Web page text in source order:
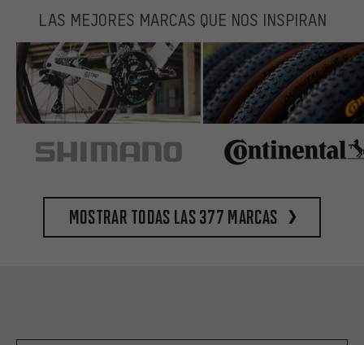
LAS MEJORES MARCAS QUE NOS INSPIRAN
Mostrar todas las 377 marcas